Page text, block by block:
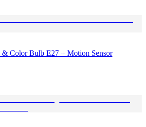
& Color Bulb E27 + Motion Sensor